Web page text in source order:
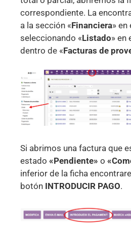
correspondiente. La
a la sección «Financiera» en
seleccionando «Listado» en
dentro de «Facturas de
Si abrimos una factura que
estado «Pendiente» o
inferior de la ficha
botón INTRODUCIR PAGO.